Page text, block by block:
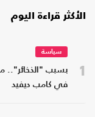
الأكثر قراءة اليوم
1
سياسة
بسبب "الذخائر"..
في كامب ديفيد